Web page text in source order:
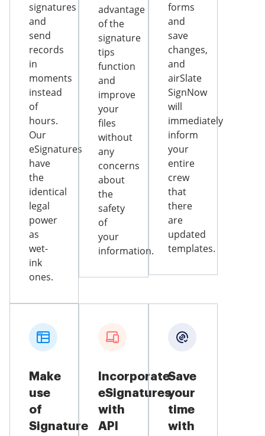
signatures
and
send
records
in
moments
instead
of
hours.
Our
eSignatures
have
the
identical
legal
power
as
wet-
ink
ones.
advantage
of the
signature
tips
function
and
improve
your
files
without
any
concerns
about
the
safety
of
your
information.
forms
and
save
changes,
and
airSlate
SignNow
will
immediately
inform
your
entire
crew
that
there
are
updated
templates.
Make
use
of
Signature
Incorporate
eSignatures
with
API
Save
your
time
with